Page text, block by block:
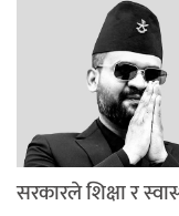
सरकारले शिक्षा र